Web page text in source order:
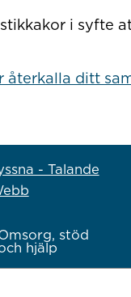
i syfte
återkalla ditt
- Talande
stöd
hjälp